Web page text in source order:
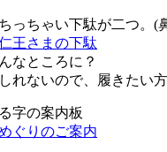
っちゃい下駄が二つ。(
なところに？
れないので、履きたい方
字の案内板